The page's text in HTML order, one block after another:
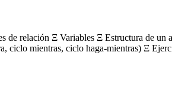
de relación Ξ Variables Ξ Estructura de
ciclo mientras, ciclo haga-mientras) Ξ